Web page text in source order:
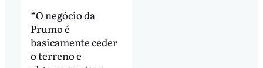
“O negócio da
Prumo é
basicamente ceder
o terreno e